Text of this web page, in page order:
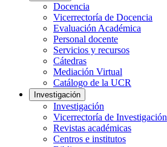
Docencia
Vicerrectoría de Docencia
Evaluación Académica
Personal docente
Servicios y recursos
Cátedras
Mediación Virtual
Catálogo de la UCR
Investigación
Investigación
Vicerrectoría de Investigación
Revistas académicas
Centros e institutos